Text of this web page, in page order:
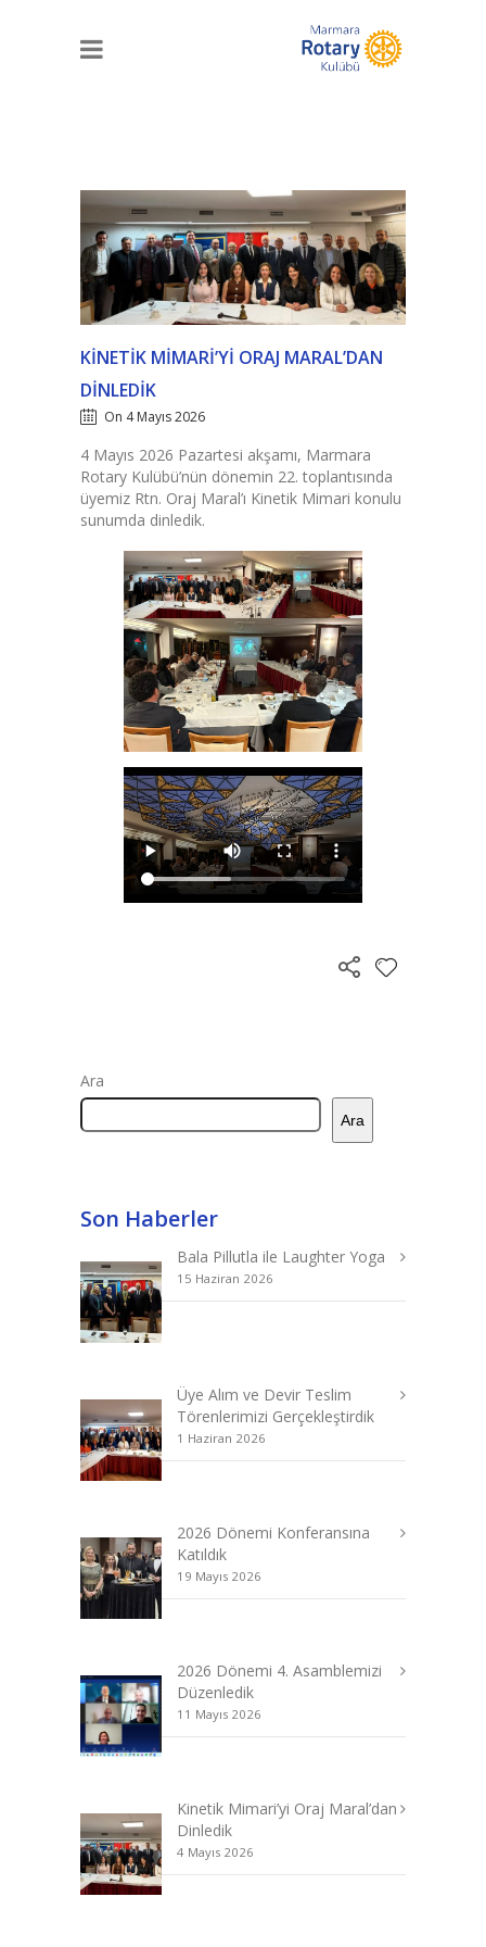
KINETIK MIMARI’YI ORAJ MARAL’DAN
DINLEDIK
On 4 Mayıs 2026
4 Mayıs 2026 Pazartesi akşamı, Marmara
Rotary Kulübü’nün dönemin 22. toplantısında
üyemiz Rtn. Oraj Maral’ı Kinetik Mimari konulu
sunumda dinledik.
Ara
Ara
Son Haberler
Bala Pillutla ile Laughter Yoga
15 Haziran 2026
Üye Alım ve Devir Teslim
Törenlerimizi Gerçekleştirdik
1 Haziran 2026
2026 Dönemi Konferansına
Katıldık
19 Mayıs 2026
2026 Dönemi 4. Asamblemizi
Düzenledik
11 Mayıs 2026
Kinetik Mimari’yi Oraj Maral’dan
Dinledik
4 Mayıs 2026